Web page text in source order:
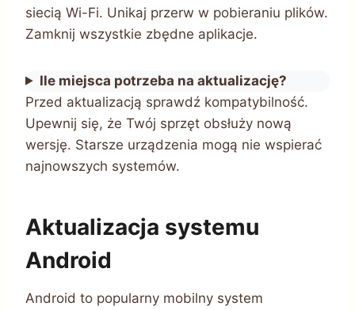
siecią Wi-Fi. Unikaj przerw w pobieraniu plików.
Zamknij wszystkie zbędne aplikacje.
Ile miejsca potrzeba na aktualizację?
Przed aktualizacją sprawdź kompatybilność.
Upewnij się, że Twój sprzęt obsłuży nową
wersję. Starsze urządzenia mogą nie wspierać
najnowszych systemów.
Aktualizacja systemu
Android
Android to popularny mobilny system